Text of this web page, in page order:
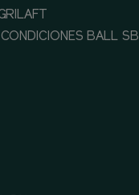
CONDICIONES BALL SB